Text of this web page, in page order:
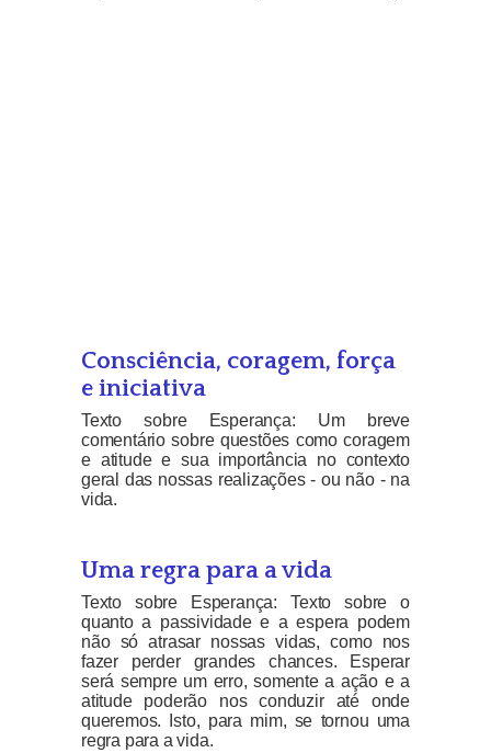
Consciência, coragem, força
e iniciativa
Texto sobre Esperança: Um breve
comentário sobre questões como coragem
e atitude e sua importância no contexto
geral das nossas realizações - ou não - na
vida.
Uma regra para a vida
Texto sobre Esperança: Texto sobre o
quanto a passividade e a espera podem
não só atrasar nossas vidas, como nos
fazer perder grandes chances. Esperar
será sempre um erro, somente a ação e a
atitude poderão nos conduzir até onde
queremos. Isto, para mim, se tornou uma
regra para a vida.